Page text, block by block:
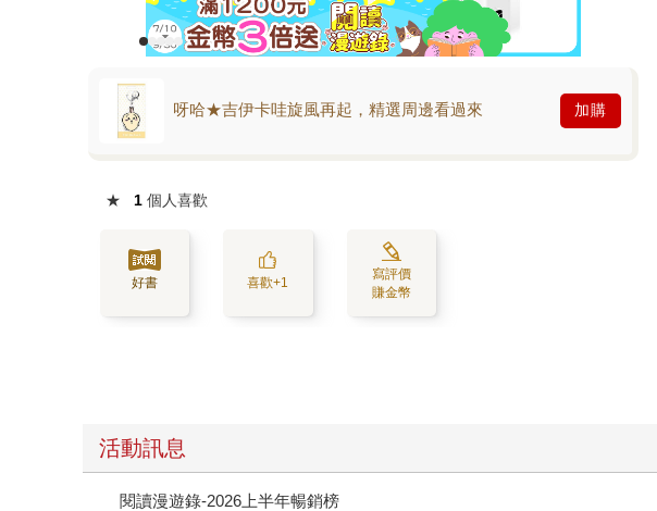
呀哈★吉伊卡哇旋風再起，精選周邊看過來 加購
★ 1 個人喜歡
好書 喜歡+1
寫評價
賺金幣
活動訊息
閱讀漫遊錄-2026上半年暢銷榜